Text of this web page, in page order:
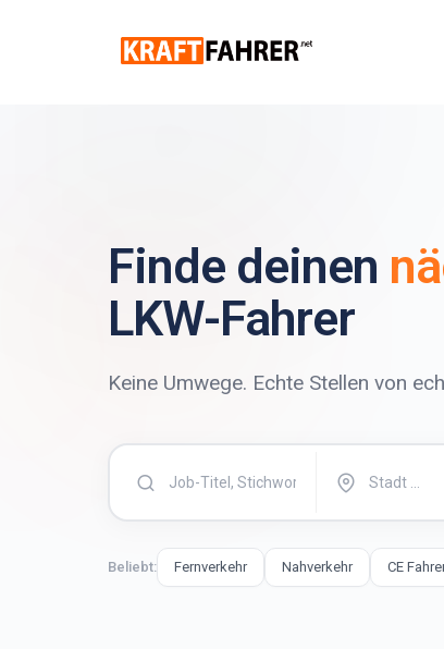
Finde deinen
LKW-Fahrer
Keine Umwege. Echte Stellen von
Beliebt: Fernverkehr Nahverkehr CE